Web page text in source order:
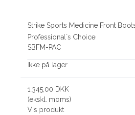
Strike Sports Medicine Front
Professional´s Choice
SBFM-PAC
Ikke på lager
1.345,00 DKK
(ekskl. moms)
Vis produkt